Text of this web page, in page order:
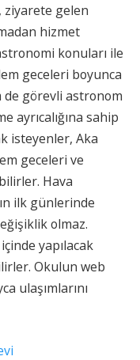
ziyarete gelen
hizmet
konuları ile
geceleri boyunca
görevli astronom
ayrıcalığına sahip
isteyenler, Aka
geceleri ve
Hava
ilk günlerinde
olmaz.
yapılacak
Okulun web
ulaşımlarını